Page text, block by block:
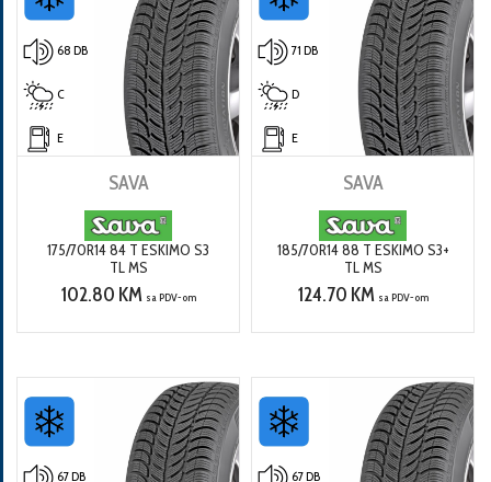
68 DB
C
E
SAVA
175/70R14 84 T ESKIMO S3
TL MS
102.80 KM sa PDV-om
71 DB
D
E
SAVA
185/70R14 88 T ESKIMO S3+
TL MS
124.70 KM sa PDV-om
67 DB 67 DB